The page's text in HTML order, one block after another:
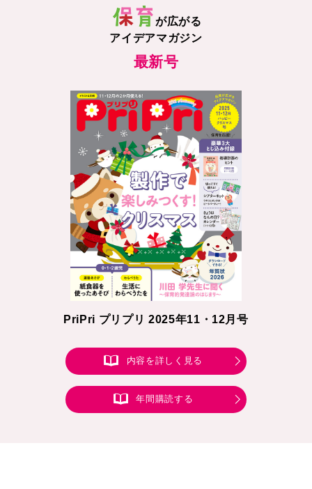
が広がる
アイデアマガジン
最新号
PriPri プリプリ 2025年11・12月号
内容を詳しく見る
年間購読する